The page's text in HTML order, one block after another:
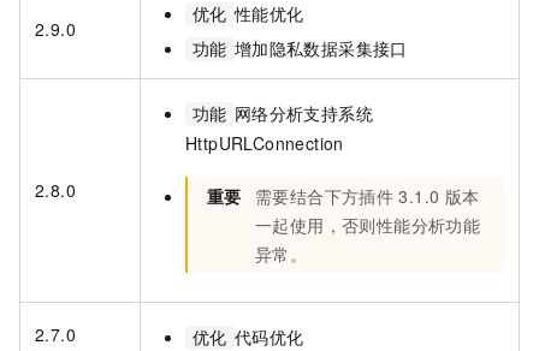
2.9.0
优化 性能优化
功能 增加隐私数据采集接口
2.8.0
功能 网络分析支持系统
HttpURLConnection
重要 需要结合下方插件 3.1.0 版本
一起使用，否则性能分析功能
异常。
2.7.0 优化 代码优化